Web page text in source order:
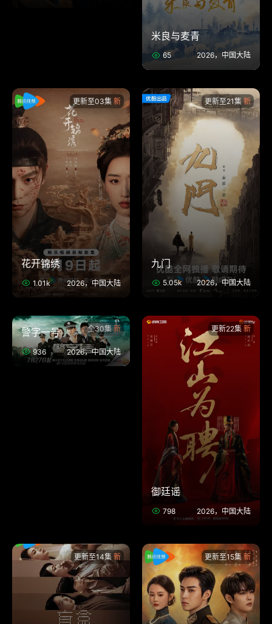
米良与麦青
65 2026，中国大陆
更新至03集
花开锦绣
1.01k 2026，中国大陆
更新至21集
九门
5.05k 2026，中国大陆
全30集
警字一号
936 2026，中国大陆
更新22集
御廷谣
798 2026，中国大陆
更新至14集 更新至15集